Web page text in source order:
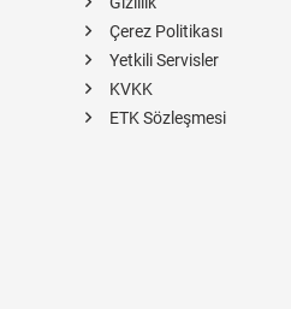
Çerez Politikası
Yetkili Servisler
KVKK
ETK Sözleşmesi